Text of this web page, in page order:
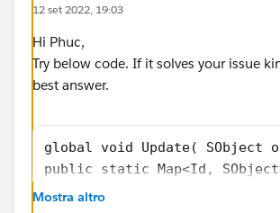
12 set 2022, 19:03
Hi Phuc,
Try below code. If it solves your issue
best answer.
global void Update( SObject
public static Map<Id,
record__c newRecord= (
Mostra altro